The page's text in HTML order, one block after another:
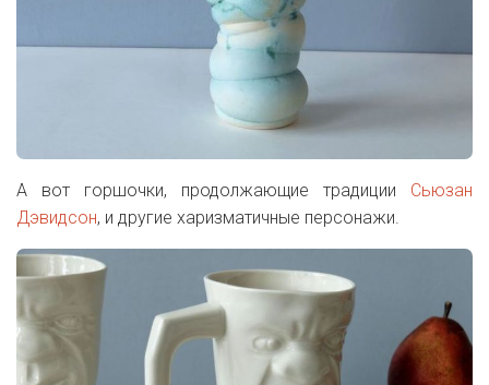
А вот горшочки, продолжающие традиции Сьюзан
Дэвидсон, и другие харизматичные персонажи.